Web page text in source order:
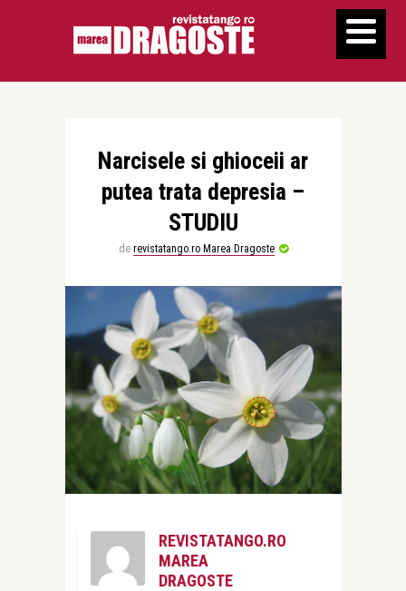
Narcisele si ghioceii ar
putea trata depresia –
STUDIU
de revistatango.ro Marea Dragoste
REVISTATANGO.RO
MAREA
DRAGOSTE